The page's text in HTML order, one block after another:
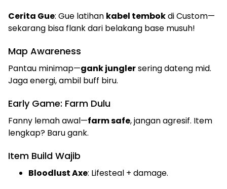
Cerita Gue: Gue latihan kabel tembokdi Custom—
sekarang bisa flank dari belakang base musuh!
Map Awareness
Pantau minimap—gank junglersering dateng mid.
Jaga energi, ambil buff biru.
Early Game: Farm Dulu
Fanny lemah awal—farm safe, jangan agresif. Item
lengkap? Baru gank.
Item Build Wajib
Bloodlust Axe: Lifesteal + damage.